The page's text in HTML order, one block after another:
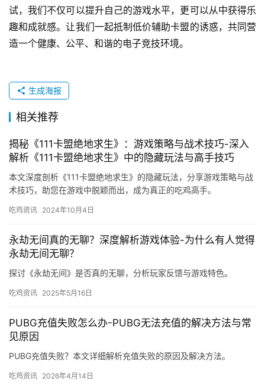
试，我们不仅可以提升自己的游戏水平，更可以从中获得乐
趣和成就感。让我们一起抵制低价辅助卡盟的诱惑，共同营
造一个健康、公平、和谐的电子竞技环境。
生成海报
相关推荐
揭秘《111卡盟绝地求生》：游戏策略与战术技巧-深入
解析《111卡盟绝地求生》中的隐藏玩法与高手技巧
本文深度剖析《111卡盟绝地求生》的隐藏玩法，分享游戏策略与战
术技巧，助您在游戏中脱颖而出，成为真正的吃鸡高手。
吃鸡资讯 2024年10月4日
永劫无间真的无聊？深度解析游戏体验-为什么有人觉得
永劫无间无聊？
探讨《永劫无间》是否真的无聊，分析玩家反馈与游戏特色。
吃鸡资讯 2025年5月16日
PUBG充值失败怎么办-PUBG无法充值的解决方法与常
见原因
PUBG充值失败？本文详细解析充值失败的原因及解决方法。
吃鸡资讯 2026年4月14日